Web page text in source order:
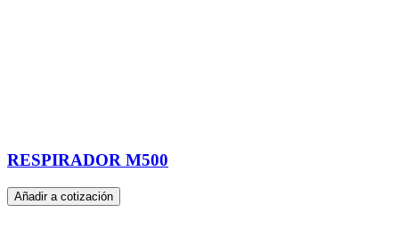
RESPIRADOR M500
Añadir a cotización